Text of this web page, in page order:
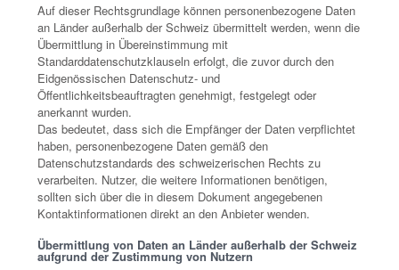
Auf dieser Rechtsgrundlage können personenbezogene Daten
an Länder außerhalb der Schweiz übermittelt werden, wenn die
Übermittlung in Übereinstimmung mit
Standarddatenschutzklauseln erfolgt, die zuvor durch den
Eidgenössischen Datenschutz- und
Öffentlichkeitsbeauftragten genehmigt, festgelegt oder
anerkannt wurden.
Das bedeutet, dass sich die Empfänger der Daten verpflichtet
haben, personenbezogene Daten gemäß den
Datenschutzstandards des schweizerischen Rechts zu
verarbeiten. Nutzer, die weitere Informationen benötigen,
sollten sich über die in diesem Dokument angegebenen
Kontaktinformationen direkt an den Anbieter wenden.
Übermittlung von Daten an Länder außerhalb der Schweiz
aufgrund der Zustimmung von Nutzern